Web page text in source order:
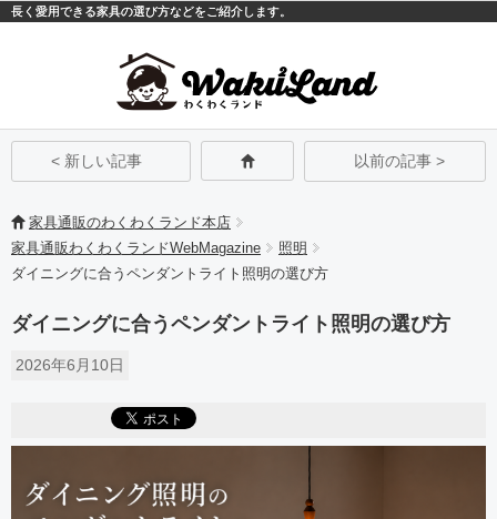
長く愛用できる家具の選び方などをご紹介します。
< 新しい記事 以前の記事 >
家具通販のわくわくランド本店
家具通販わくわくランドWebMagazine
照明
ダイニングに合うペンダントライト照明の選び方
ダイニングに合うペンダントライト照明の選び方
2026年6月10日
モバイルPC